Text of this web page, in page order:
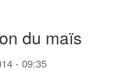
du maïs
- 09:35